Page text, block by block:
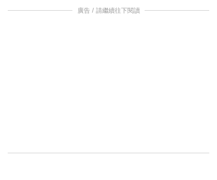
廣告 / 請繼續往下閱讀